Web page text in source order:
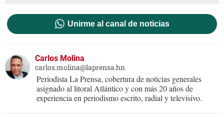
Unirme al canal de noticias
Carlos Molina
carlos.molina@laprensa.hn
Periodista La Prensa, cobertura de noticias generales
asignado al litoral Atlántico y con más 20 años de
experiencia en periodismo escrito, radial y televisivo.